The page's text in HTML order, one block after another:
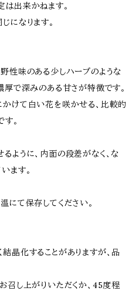
出来かねます。
になります。
性味のある少しハーブのような
厚で深みのある甘さが特徴です。
けて白い花を咲かせる、比較的
。
ように、内面の段差がなく、な
ます。
にて保存してください。
晶化することがありますが、品
召し上がりいただくか、45度程